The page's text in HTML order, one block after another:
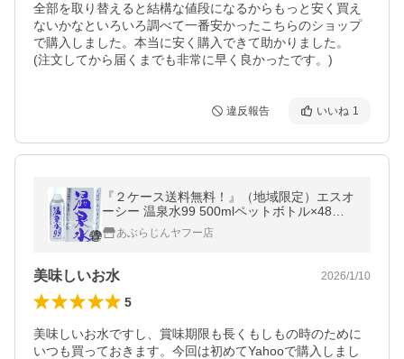
全部を取り替えると結構な値段になるからもっと安く買え
ないかなといろいろ調べて一番安かったこちらのショップ
で購入しました。本当に安く購入できて助かりました。
(注文してから届くまでも非常に早く良かったです。)
違反報告 いいね 1
『２ケース送料無料！』（地域限定）エスオ
ーシー 温泉水99 500mlペットボトル×48本
【ミネラルウォーター 天然水 アルカリイオ
ン水】[ho]
あぶらじんヤフー店
美味しいお水 2026/1/10
5
美味しいお水ですし、賞味期限も長くもしもの時のために
いつも買っておきます。今回は初めてYahooで購入しまし